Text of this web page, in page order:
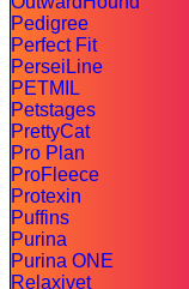
Pedigree
Perfect Fit
PerseiLine
PETMIL
Petstages
PrettyCat
Pro Plan
ProFleece
Protexin
Puffins
Purina
Purina ONE
Relaxivet